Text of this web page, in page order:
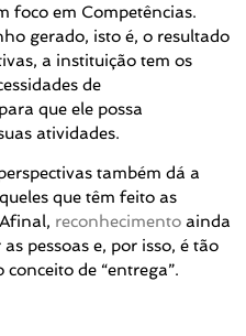
foco em Competências.
gerado, isto é, o resultado
a instituição tem os
de
que ele possa
atividades.
também dá a
que têm feito as
reconhecimento ainda
pessoas e, por isso, é tão
de “entrega”.